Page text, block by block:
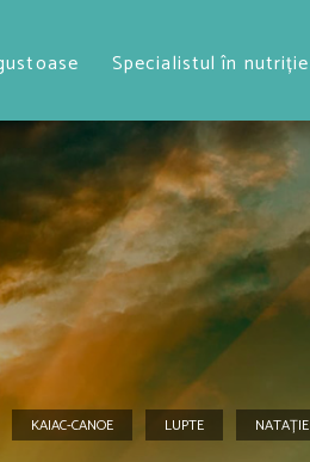
Specialistul în nutriție
KAIAC-CANOE LUPTE NATAȚIE